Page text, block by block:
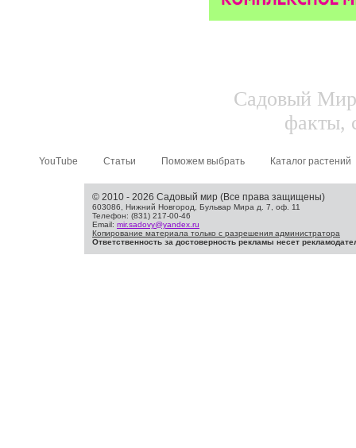
Садовый
факты,
YouTube Статьи Поможем выбрать Каталог растений
© 2010 - 2026 Садовый мир (Все права защищены)
603086, Нижний Новгород, Бульвар Мира д. 7, оф. 11
Телефон: (831) 217-00-46
Email: mir.sadovy@yandex.ru
Копирование материала только с разрешения администратора
Ответственность за достоверность рекламы несет